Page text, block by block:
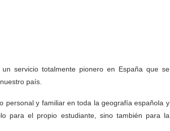
, un servicio totalmente pionero en España que se
país.
personal y familiar en toda la geografía española y
para el propio estudiante, sino también para la